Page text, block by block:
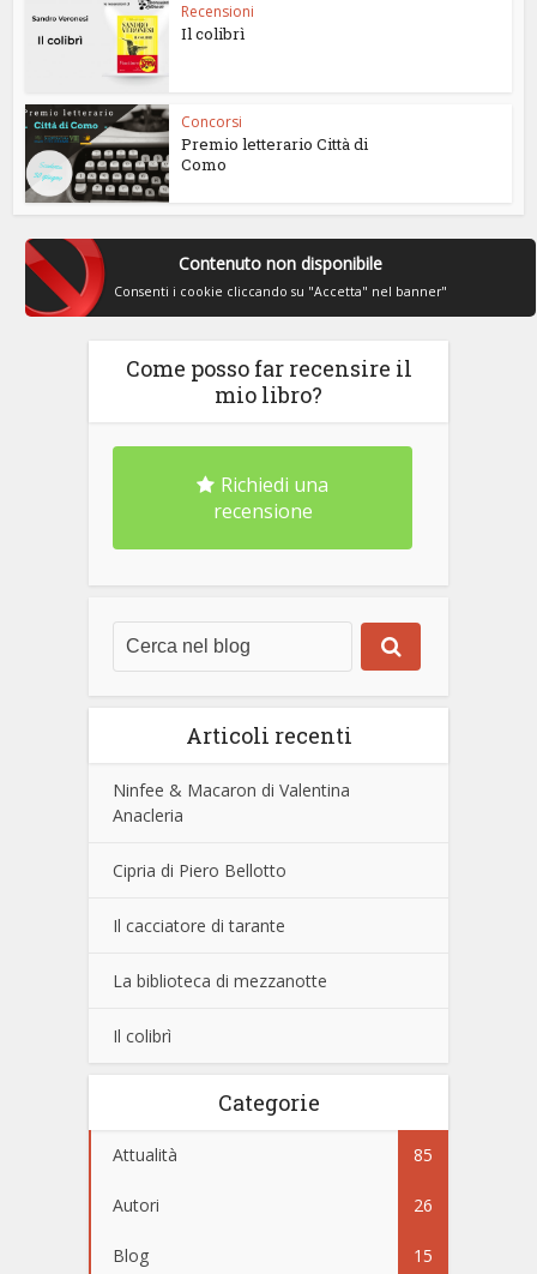
Recensioni
Il colibrì
Concorsi
Premio letterario Città di
Como
Contenuto non disponibile
Consenti i cookie cliccando su "Accetta" nel banner"
Come posso far recensire il
mio libro?
Richiedi una
recensione
Articoli recenti
Ninfee & Macaron di Valentina
Anacleria
Cipria di Piero Bellotto
Il cacciatore di tarante
La biblioteca di mezzanotte
Il colibrì
Categorie
Attualità 85
Autori 26
Blog 15